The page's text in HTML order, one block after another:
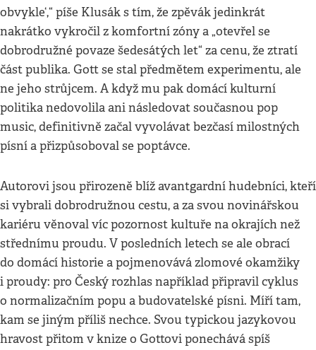
obvykle‘,“ píše Klusák s tím, že zpěvák jedinkrát
nakrátko vykročil z komfortní zóny a „otevřel se
dobrodružné povaze šedesátých let“ za cenu, že ztratí
část publika. Gott se stal předmětem experimentu, ale
ne jeho strůjcem. A když mu pak domácí kulturní
politika nedovolila ani následovat současnou pop
music, definitivně začal vyvolávat bezčasí milostných
písní a přizpůsoboval se poptávce.
Autorovi jsou přirozeně blíž avantgardní hudebníci, kteří
si vybrali dobrodružnou cestu, a za svou novinářskou
kariéru věnoval víc pozornost kultuře na okrajích než
střednímu proudu. V posledních letech se ale obrací
do domácí historie a pojmenovává zlomové okamžiky
i proudy: pro Český rozhlas například připravil cyklus
o normalizačním popu a budovatelské písni. Míří tam,
kam se jiným příliš nechce. Svou typickou jazykovou
hravost přitom v knize o Gottovi ponechává spíš